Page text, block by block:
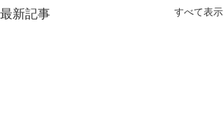
最新記事 すべて表示